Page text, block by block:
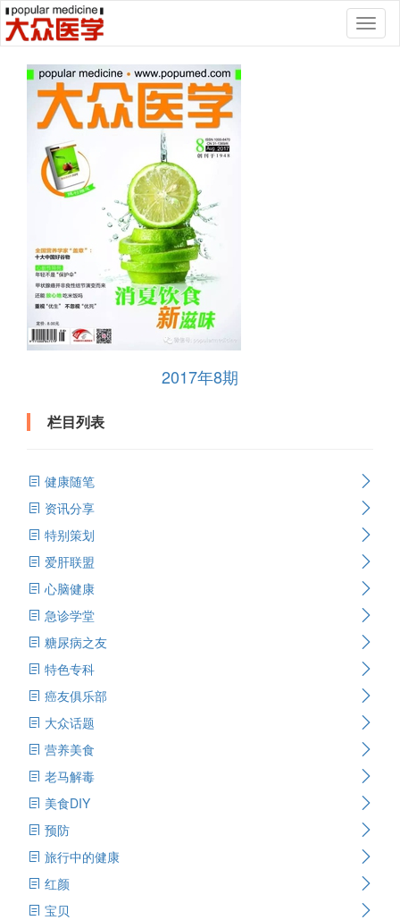
2017年8期
栏目列表
健康随笔
资讯分享
特别策划
爱肝联盟
心脑健康
急诊学堂
糖尿病之友
特色专科
癌友俱乐部
大众话题
营养美食
老马解毒
美食DIY
预防
旅行中的健康
红颜
宝贝